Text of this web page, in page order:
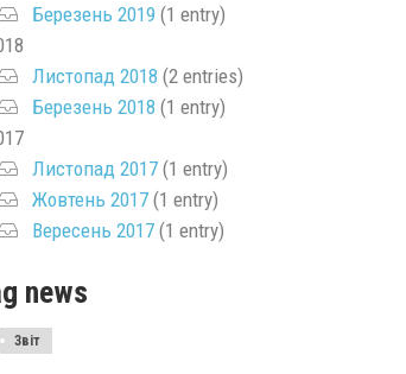
Березень 2019 (1 entry)
Листопад 2018 (2 entries)
Березень 2018 (1 entry)
Листопад 2017(1 entry)
Жовтень 2017(1 entry)
Вересень 2017(1 entry)
news
Звіт